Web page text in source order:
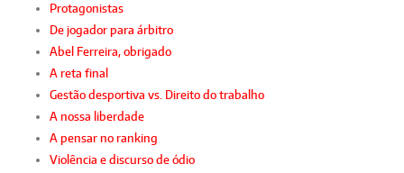
Protagonistas
De jogador para árbitro
Abel Ferreira, obrigado
A reta final
Gestão desportiva vs. Direito do trabalho
A nossa liberdade
A pensar no ranking
Violência e discurso de ódio